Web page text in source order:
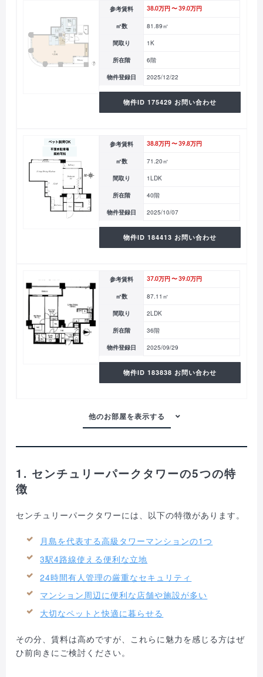
参考賃料 38.0万円 〜 39.0万円
㎡数 81.89㎡
間取り 1K
所在階 6階
物件登録日 2025/12/22
物件ID 175429 お問い合わせ
参考賃料 38.8万円 〜 39.8万円
㎡数 71.20㎡
間取り 1LDK
所在階 40階
物件登録日 2025/10/07
物件ID 184413 お問い合わせ
参考賃料 37.0万円 〜 39.0万円
㎡数 87.11㎡
間取り 2LDK
所在階 36階
物件登録日 2025/09/29
物件ID 183838 お問い合わせ
1. センチュリーパークタワーの5つの特
徴
センチュリーパークタワーには、以下の特徴があります。
月島を代表する高級タワーマンションの1つ
3駅4路線使える便利な立地
24時間有人管理の厳重なセキュリティ
マンション周辺に便利な店舗や施設が多い
大切なペットと快適に暮らせる
その分、賃料は高めですが、これらに魅力を感じる方はぜ
ひ前向きにご検討ください。